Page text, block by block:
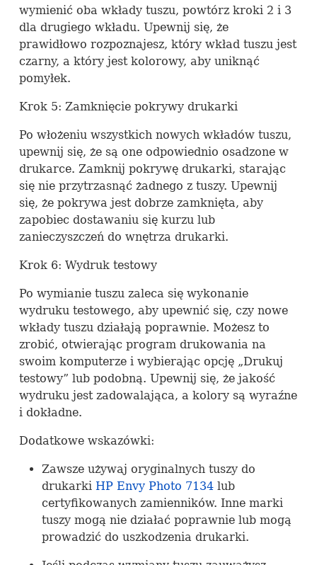
wymienić oba wkłady tuszu, powtórz kroki 2 i 3
dla drugiego wkładu. Upewnij się, że
prawidłowo rozpoznajesz, który wkład tuszu jest
czarny, a który jest kolorowy, aby uniknąć
pomyłek.
Krok 5: Zamknięcie pokrywy drukarki
Po włożeniu wszystkich nowych wkładów tuszu,
upewnij się, że są one odpowiednio osadzone w
drukarce. Zamknij pokrywę drukarki, starając
się nie przytrzasnąć żadnego z tuszy. Upewnij
się, że pokrywa jest dobrze zamknięta, aby
zapobiec dostawaniu się kurzu lub
zanieczyszczeń do wnętrza drukarki.
Krok 6: Wydruk testowy
Po wymianie tuszu zaleca się wykonanie
wydruku testowego, aby upewnić się, czy nowe
wkłady tuszu działają poprawnie. Możesz to
zrobić, otwierając program drukowania na
swoim komputerze i wybierając opcję „Drukuj
testowy” lub podobną. Upewnij się, że jakość
wydruku jest zadowalająca, a kolory są wyraźne
i dokładne.
Dodatkowe wskazówki:
Zawsze używaj oryginalnych tuszy do
drukarki HP Envy Photo 7134lub
certyfikowanych zamienników. Inne marki
tuszy mogą nie działać poprawnie lub mogą
prowadzić do uszkodzenia drukarki.